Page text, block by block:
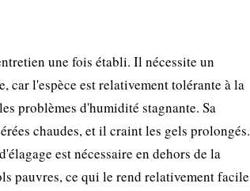
une fois établi. Il nécessite un
car l'espèce est relativement tolérante à la
problèmes d'humidité stagnante. Sa
chaudes, et il craint les gels prolongés.
est nécessaire en dehors de la
pauvres, ce qui le rend relativement facile